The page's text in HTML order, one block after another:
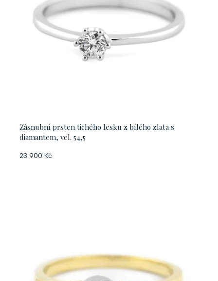
Zásnubní prsten tichého lesku z bílého zlata s
diamantem, vel. 54,5
23 900 Kč